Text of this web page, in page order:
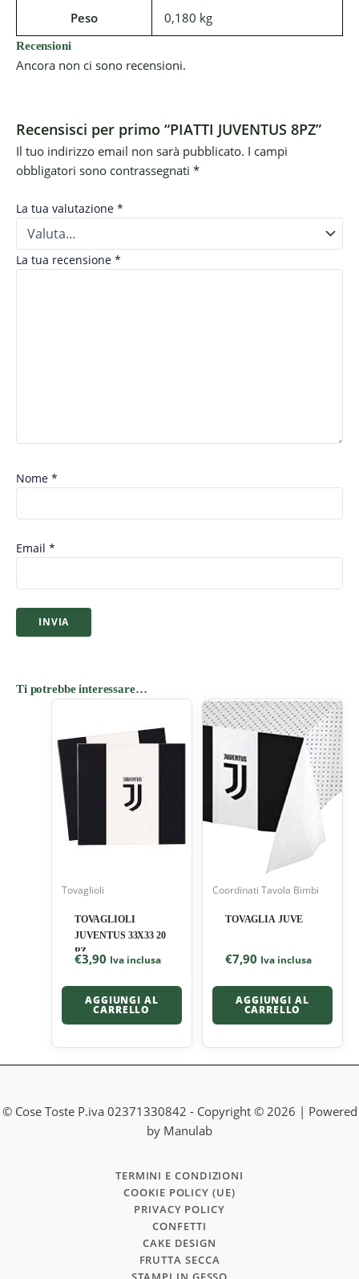
Peso
0,180 kg
Recensioni
Ancora non ci sono recensioni.
Recensisci per primo “PIATTI JUVENTUS 8PZ”
Il tuo indirizzo email non sarà pubblicato. I campi
obbligatori sono contrassegnati *
La tua valutazione *
La tua recensione *
Nome *
Email *
Ti potrebbe interessare…
Tovaglioli
TOVAGLIOLI
JUVENTUS 33X33 20
PZ
€3,90 Iva inclusa
AGGIUNGI AL
CARRELLO
Coordinati Tavola Bimbi
TOVAGLIA JUVE
€7,90 Iva inclusa
AGGIUNGI AL
CARRELLO
© Cose Toste P.iva 02371330842 - Copyright © 2026 | Powered
by Manulab
TERMINI E CONDIZIONI
COOKIE POLICY (UE)
PRIVACY POLICY
CONFETTI
CAKE DESIGN
FRUTTA SECCA